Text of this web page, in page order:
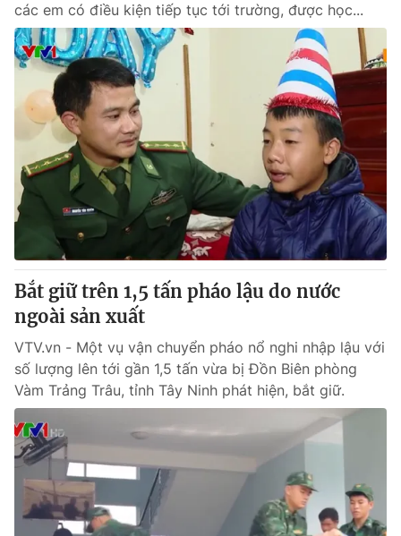
các em có điều kiện tiếp tục tới trường, được học...
Bắt giữ trên 1,5 tấn pháo lậu do nước
ngoài sản xuất
VTV.vn - Một vụ vận chuyển pháo nổ nghi nhập lậu với
số lượng lên tới gần 1,5 tấn vừa bị Đồn Biên phòng
Vàm Trảng Trâu, tỉnh Tây Ninh phát hiện, bắt giữ.